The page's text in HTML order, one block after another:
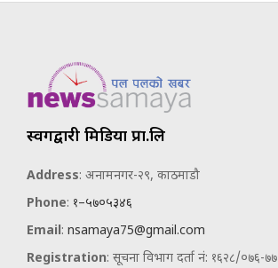
स्वर्गद्वारी मिडिया प्रा.लि
Address: अनामनगर-२९, काठमाडौ
Phone: १–५७०५३४६
Email: nsamaya75@gmail.com
Registration: सूचना विभाग दर्ता नं: १६२८/०७६-७७